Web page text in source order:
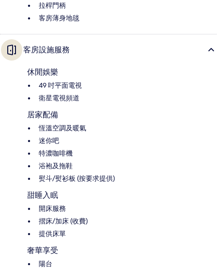
拉桿門柄
客房薄身地毯
客房設施服務
休閒娛樂
49 吋平面電視
衛星電視頻道
居家配備
恆溫空調及暖氣
迷你吧
特濃咖啡機
浴袍及拖鞋
熨斗/熨衫板 (按要求提供)
甜睡入眠
開床服務
摺床/加床 (收費)
提供床單
奢華享受
陽台